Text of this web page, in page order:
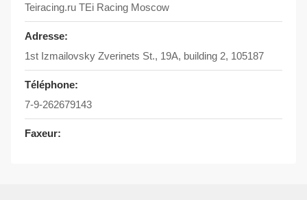
Teiracing.ru TEi Racing Moscow
Adresse:
1st Izmailovsky Zverinets St., 19A, building 2, 105187
Téléphone:
7-9-262679143
Faxeur: